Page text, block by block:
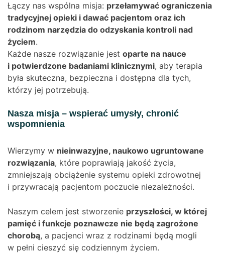
Łączy nas wspólna misja: przełamywać ograniczenia
tradycyjnej opieki i dawać pacjentom oraz ich
rodzinom narzędzia do odzyskania kontroli nad
życiem.
Każde nasze rozwiązanie jest oparte na nauce
i potwierdzone badaniami klinicznymi, aby terapia
była skuteczna, bezpieczna i dostępna dla tych,
którzy jej potrzebują.
Nasza misja – wspierać umysły, chronić
wspomnienia
Wierzymy w nieinwazyjne, naukowo ugruntowane
rozwiązania, które poprawiają jakość życia,
zmniejszają obciążenie systemu opieki zdrowotnej
i przywracają pacjentom poczucie niezależności.
Naszym celem jest stworzenie przyszłości, w której
pamięć i funkcje poznawcze nie będą zagrożone
chorobą, a pacjenci wraz z rodzinami będą mogli
w pełni cieszyć się codziennym życiem.